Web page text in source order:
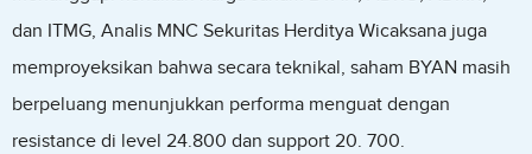
dan ITMG, Analis MNC Sekuritas Herditya Wicaksana juga
memproyeksikan bahwa secara teknikal, saham BYAN masih
berpeluang menunjukkan performa menguat dengan
resistance di level 24.800 dan support 20. 700.